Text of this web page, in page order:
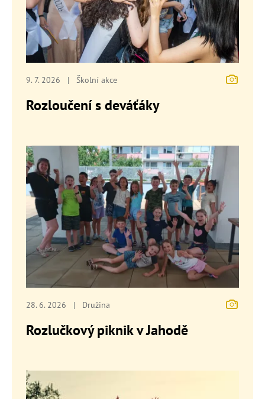
9. 7. 2026 | Školní akce
Rozloučení s deváťáky
28. 6. 2026 | Družina
Rozlučkový piknik v Jahodě